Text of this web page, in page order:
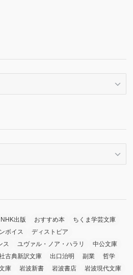
NHK出版 おすすめ本
ちくま学芸文庫
ボイス
ディストピア
ス ユヴァル・ノア・ハラリ
中公文庫
古典新訳文庫 出口治明 副業
哲学
庫 岩波新書 岩波書店 岩波現代文庫